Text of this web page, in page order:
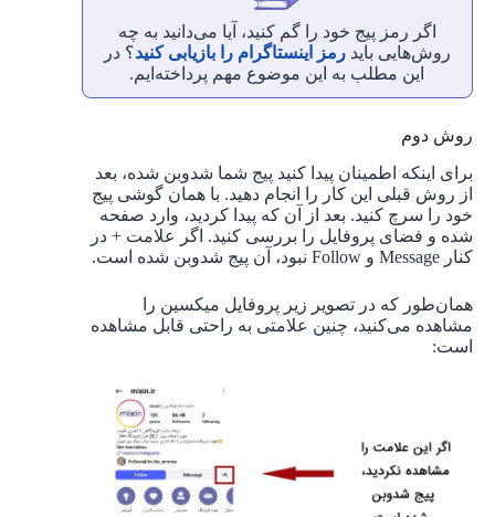
اگر رمز پیج خود را گم کنید، آیا می‌دانید به چه
روش‌هایی باید رمز اینستاگرام را بازیابی کنید؟ در
این مطلب به این موضوع مهم پرداخته‌ایم.
روش دوم
برای اینکه اطمینان پیدا کنید پیج شما شدوبن شده، بعد
از روش قبلی این کار را انجام دهید. با همان گوشی پیج
خود را سرچ کنید. بعد از آن که پیدا کردید، وارد صفحه
شده و فضای پروفایل را بررسی کنید. اگر علامت + در
کنار Message و Follow نبود، آن پیج شدوبن شده است.
همان‌طور که در تصویر زیر پروفایل میکسین را
مشاهده می‌کنید، چنین علامتی به راحتی قابل مشاهده
است: